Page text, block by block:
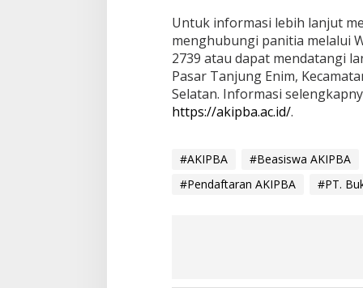
Untuk informasi lebih lanjut
menghubungi panitia melalui
2739 atau dapat mendatangi
Pasar Tanjung Enim,
Selatan. Informasi
https://akipba.ac.id/.
#AKIPBA #Beasiswa AKIPBA
#Pendaftaran AKIPBA
#PT.